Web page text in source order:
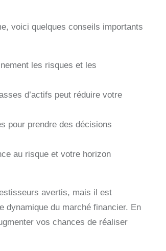
voici quelques conseils importants
les risques et les
d’actifs peut réduire votre
pour prendre des décisions
au risque et votre horizon
avertis, mais il est
dynamique du marché financier. En
vos chances de réaliser